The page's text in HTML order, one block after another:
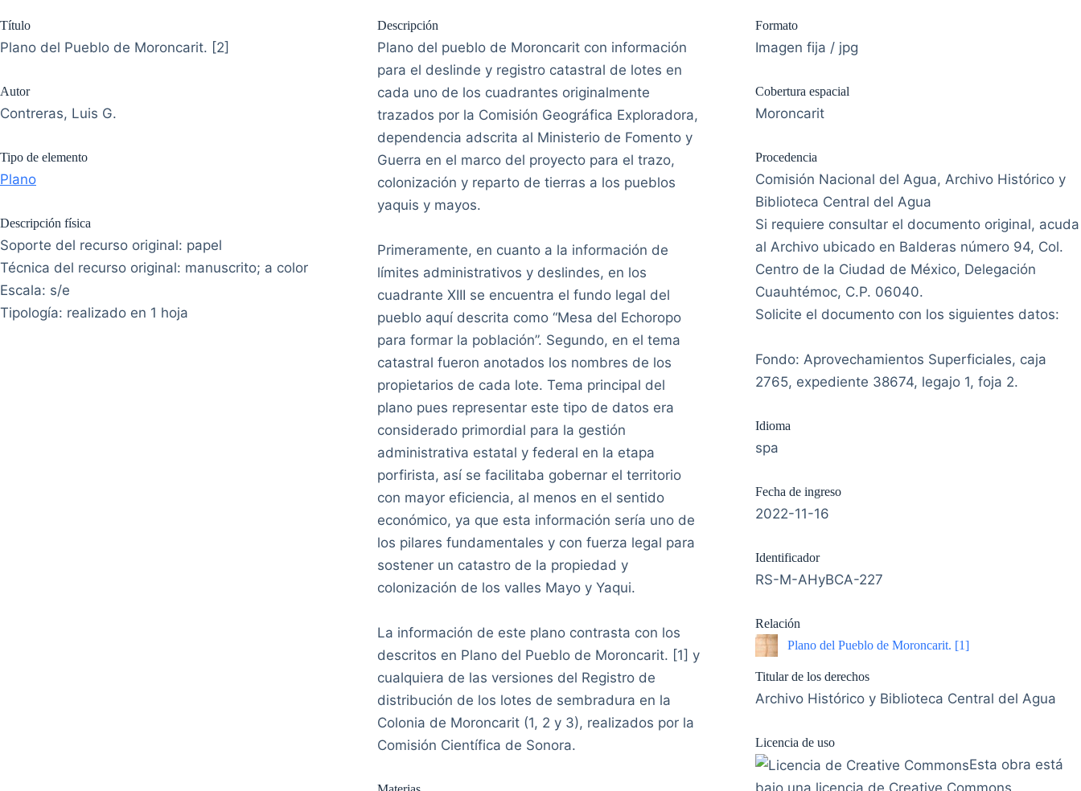
Título
Plano del Pueblo de Moroncarit. [2]
Autor
Contreras, Luis G.
Tipo de elemento
Plano
Descripción física
Soporte del recurso original: papel
Técnica del recurso original: manuscrito; a color
Escala: s/e
Tipología: realizado en 1 hoja
Descripción
Plano del pueblo de Moroncarit con información
para el deslinde y registro catastral de lotes en
cada uno de los cuadrantes originalmente
trazados por la Comisión Geográfica Exploradora,
dependencia adscrita al Ministerio de Fomento y
Guerra en el marco del proyecto para el trazo,
colonización y reparto de tierras a los pueblos
yaquis y mayos.
Primeramente, en cuanto a la información de
límites administrativos y deslindes, en los
cuadrante XIII se encuentra el fundo legal del
pueblo aquí descrita como “Mesa del Echoropo
para formar la población”. Segundo, en el tema
catastral fueron anotados los nombres de los
propietarios de cada lote. Tema principal del
plano pues representar este tipo de datos era
considerado primordial para la gestión
administrativa estatal y federal en la etapa
porfirista, así se facilitaba gobernar el territorio
con mayor eficiencia, al menos en el sentido
económico, ya que esta información sería uno de
los pilares fundamentales y con fuerza legal para
sostener un catastro de la propiedad y
colonización de los valles Mayo y Yaqui.
La información de este plano contrasta con los
descritos en Plano del Pueblo de Moroncarit. [1] y
cualquiera de las versiones del Registro de
distribución de los lotes de sembradura en la
Colonia de Moroncarit (1, 2 y 3), realizados por la
Comisión Científica de Sonora.
Formato
Imagen fija / jpg
Cobertura espacial
Moroncarit
Procedencia
Comisión Nacional del Agua, Archivo Histórico y
Biblioteca Central del Agua
Si requiere consultar el documento original, acuda
al Archivo ubicado en Balderas número 94, Col.
Centro de la Ciudad de México, Delegación
Cuauhtémoc, C.P. 06040.
Solicite el documento con los siguientes datos:
Fondo: Aprovechamientos Superficiales, caja
2765, expediente 38674, legajo 1, foja 2.
Idioma
spa
Fecha de ingreso
2022-11-16
Identificador
RS-M-AHyBCA-227
Relación
Plano del Pueblo de Moroncarit. [1]
Titular de los derechos
Archivo Histórico y Biblioteca Central del Agua
Licencia de uso
Esta obra está
bajo una licencia de Creative Commons